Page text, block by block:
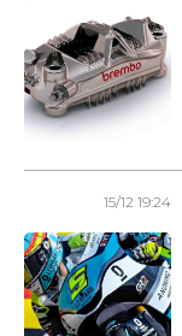
15/12 19:24